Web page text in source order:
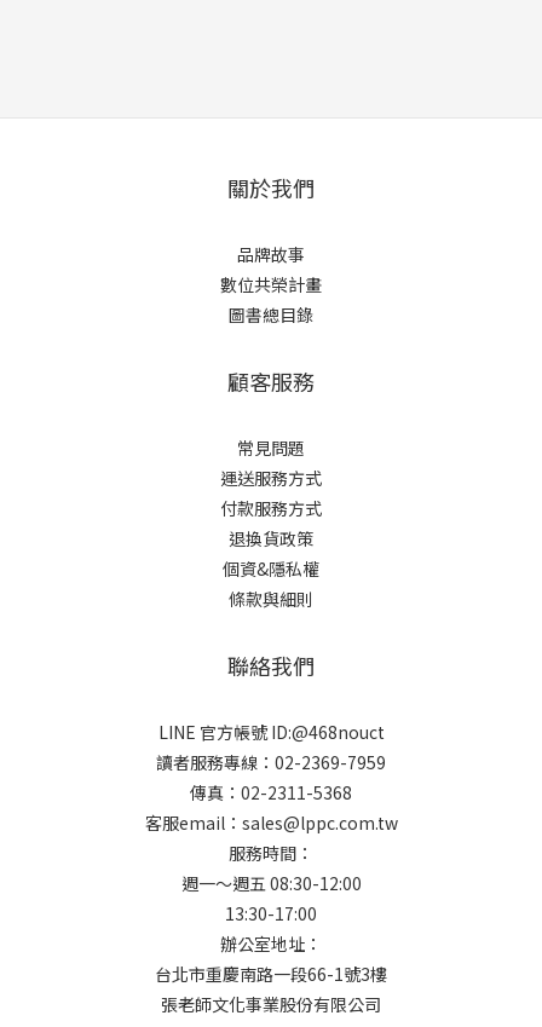
關於我們
品牌故事
數位共榮計畫
圖書總目錄
顧客服務
常見問題
運送服務方式
付款服務方式
退換貨政策
個資&隱私權
條款與細則
聯絡我們
LINE 官方帳號 ID:@468nouct
讀者服務專線：02-2369-7959
傳真：02-2311-5368
客服email：sales@lppc.com.tw
服務時間：
週一～週五 08:30-12:00
13:30-17:00
辦公室地址：
台北市重慶南路一段66-1號3樓
張老師文化事業股份有限公司